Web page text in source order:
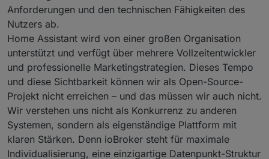
Anforderungen und den technischen Fähigkeiten des
Nutzers ab.
Home Assistant wird von einer großen Organisation
unterstützt und verfügt über mehrere Vollzeitentwickler
und professionelle Marketingstrategien. Dieses Tempo
und diese Sichtbarkeit können wir als Open-Source-
Projekt nicht erreichen – und das müssen wir auch nicht.
Wir verstehen uns nicht als Konkurrenz zu anderen
Systemen, sondern als eigenständige Plattform mit
klaren Stärken. Denn ioBroker steht für maximale
Individualisierung, eine einzigartige Datenpunkt-Struktur